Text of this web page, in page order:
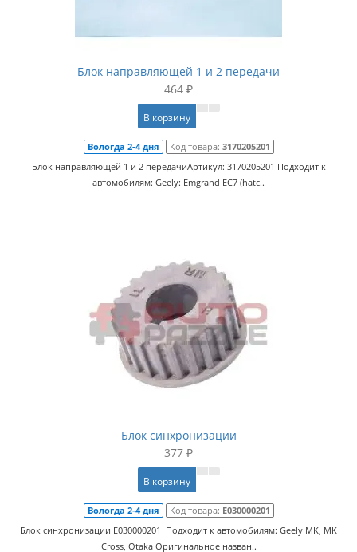
Блок направляющей 1 и 2 передачи
464 ₽
В корзину
Вологда 2-4 дня Код товара: 3170205201
Блок направляющей 1 и 2 передачиАртикул: 3170205201 Подходит к
автомобилям: Geely: Emgrand EC7 (hatc..
Блок синхронизации
377 ₽
В корзину
Вологда 2-4 дня Код товара: E030000201
Блок синхронизации E030000201 Подходит к автомобилям: Geely MK, MK
Cross, Otaka Оригинальное назван..